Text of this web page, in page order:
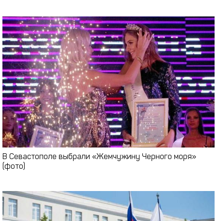
В Севастополе выбрали «Жемчужину Черного моря»
(фото)